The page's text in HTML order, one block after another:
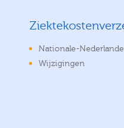
Nationale-
Wijzigingen